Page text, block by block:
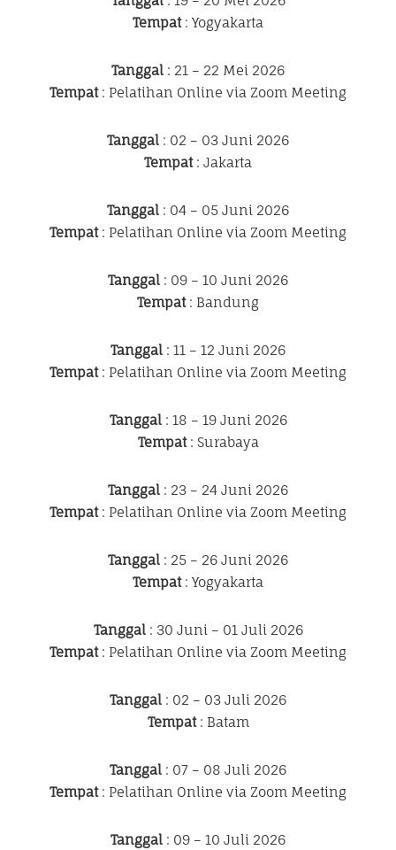
Tempat: Yogyakarta
Tanggal : 21 – 22 Mei 2026
Tempat: Pelatihan Online via Zoom Meeting
Tanggal : 02 – 03 Juni 2026
Tempat: Jakarta
Tanggal : 04 – 05 Juni 2026
Tempat: Pelatihan Online via Zoom Meeting
Tanggal : 09 – 10 Juni 2026
Tempat: Bandung
Tanggal : 11 – 12 Juni 2026
Tempat: Pelatihan Online via Zoom Meeting
Tanggal: 18 – 19 Juni 2026
Tempat: Surabaya
Tanggal : 23 – 24 Juni 2026
Tempat: Pelatihan Online via Zoom Meeting
Tanggal : 25 – 26 Juni 2026
Tempat: Yogyakarta
Tanggal: 30 Juni – 01 Juli 2026
Tempat: Pelatihan Online via Zoom Meeting
Tanggal : 02 – 03 Juli 2026
Tempat: Batam
Tanggal : 07 – 08 Juli 2026
Tempat: Pelatihan Online via Zoom Meeting
Tanggal : 09 – 10 Juli 2026